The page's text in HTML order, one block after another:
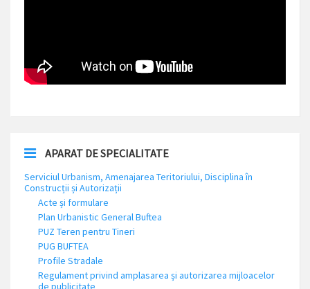
APARAT DE SPECIALITATE
Serviciul Urbanism, Amenajarea Teritoriului, Disciplina în
Construcții și Autorizații
Acte și formulare
Plan Urbanistic General Buftea
PUZ Teren pentru Tineri
PUG BUFTEA
Profile Stradale
Regulament privind amplasarea și autorizarea mijloacelor
de publicitate